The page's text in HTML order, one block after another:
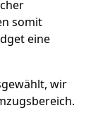
somit
eine
wir